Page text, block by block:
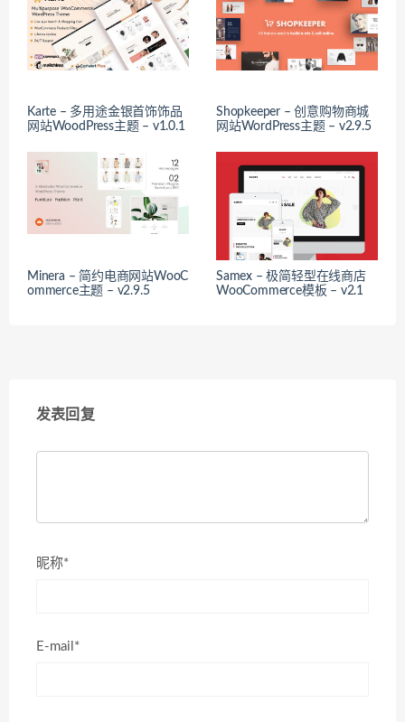
Karte – 多用途金银首饰饰品
网站WoodPress主题 – v1.0.1
Shopkeeper – 创意购物商城
网站WordPress主题 – v2.9.5
Minera – 简约电商网站WooC
ommerce主题 – v2.9.5
Samex – 极简轻型在线商店
WooCommerce模板 – v2.1
发表回复
昵称*
E-mail*